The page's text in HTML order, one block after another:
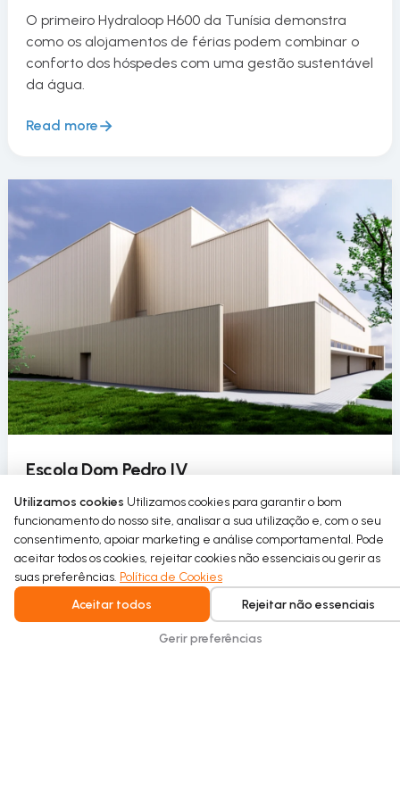
O primeiro Hydraloop H600 da Tunísia demonstra
como os alojamentos de férias podem combinar o
conforto dos hóspedes com uma gestão sustentável
da água.
Read more
Escola Dom Pedro IV
A Escola Dom Pedro IV introduz o uso circular da
água no seu pavilhão desportivo como parte de um
projeto de requalificação sustentável.
Read more
Utilizamos cookies Utilizamos cookies para garantir o bom
funcionamento do nosso site, analisar a sua utilização e, com o seu
consentimento, apoiar marketing e análise comportamental. Pode
aceitar todos os cookies, rejeitar cookies não essenciais ou gerir as
suas preferências. Política de Cookies
Aceitar todos
Rejeitar não essenciais
Gerir preferências